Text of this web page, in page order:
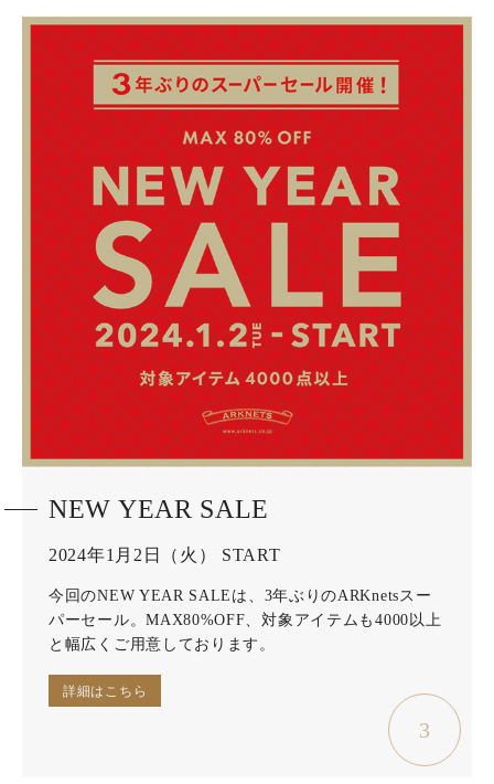
NEW YEAR SALE
2024年1月2日（火） START
今回のNEW YEAR SALEは、3年ぶりのARKnetsスー
パーセール。MAX80%OFF、対象アイテムも4000以上
と幅広くご用意しております。
詳細はこちら
3